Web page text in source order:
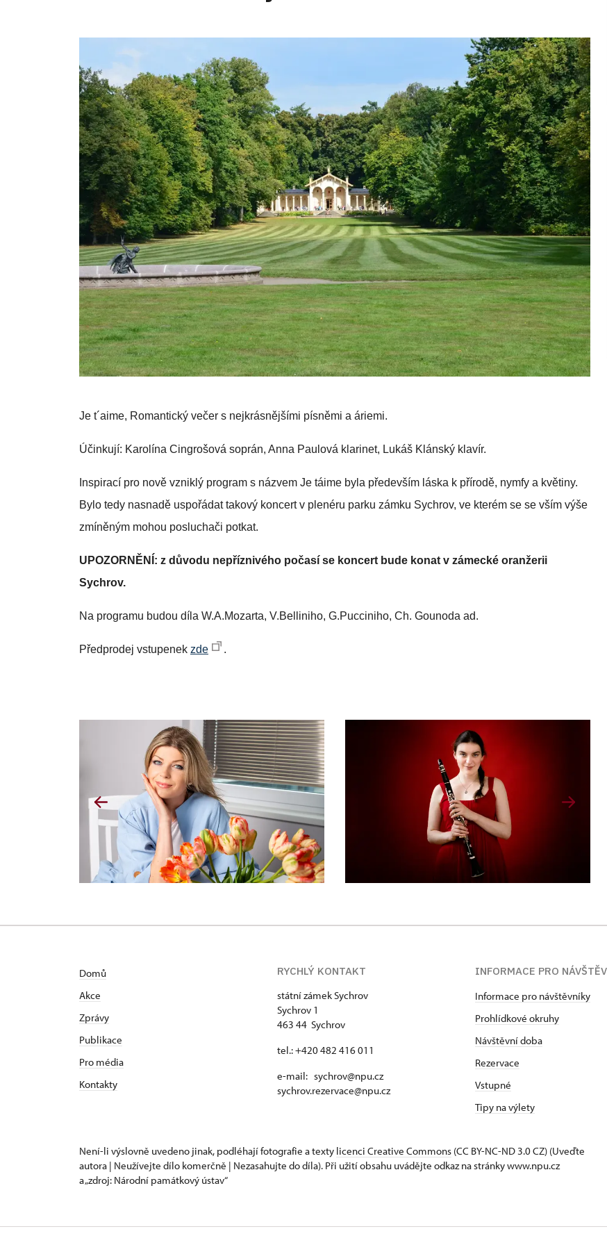
Je t´aime, Romantický večer s nejkrásnějšími písněmi a áriemi.
Účinkují: Karolína Cingrošová soprán, Anna Paulová klarinet, Lukáš Klánský klavír.
Inspirací pro nově vzniklý program s názvem Je táime byla především láska k přírodě, nymfy a květiny.
Bylo tedy nasnadě uspořádat takový koncert v plenéru parku zámku Sychrov, ve kterém se se vším výše
zmíněným mohou posluchači potkat.
UPOZORNĚNÍ: z důvodu nepříznivého počasí se koncert bude konat v zámecké oranžerii
Sychrov.
Na programu budou díla W.A.Mozarta, V.Belliniho, G.Pucciniho, Ch. Gounoda ad.
Předprodej vstupenek zde .
Domů
Akce
Zprávy
Publikace
Pro média
Kontakty
RYCHLÝ KONTAKT
státní zámek Sychrov
Sychrov 1
463 44 Sychrov
tel.: +420 482 416 011
e-mail: sychrov@npu.cz
sychrov.rezervace@npu.cz
INFORMACE PRO
Informace pro návštěvníky
Prohlídkové okruhy
Návštěvní doba
Rezervace
Vstupné
Tipy na výlety
Není-li výslovně uvedeno jinak, podléhají fotografie a texty licenci Creative Commons (CC BY-NC-ND 3.0 CZ) (Uveďte
autora | Neužívejte dílo komerčně | Nezasahujte do díla). Při užití obsahu uvádějte odkaz na stránky www.npu.cz
a „zdroj: Národní památkový ústav“